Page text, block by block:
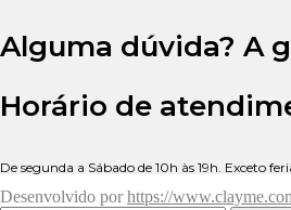
Alguma dúvida? A
Horário de
De segunda a Sábado de 10h às 19h. Exceto
Desenvolvido por https://